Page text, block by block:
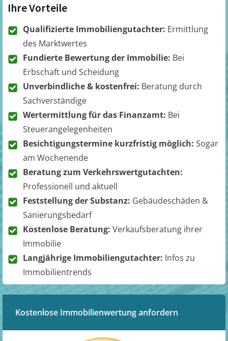
Ihre Vorteile
Qualifizierte Immobiliengutachter: Ermittlung
des Marktwertes
Fundierte Bewertung der Immobilie: Bei
Erbschaft und Scheidung
Unverbindliche & kostenfrei: Beratung durch
Sachverständige
Wertermittlung für das Finanzamt: Bei
Steuerangelegenheiten
Besichtigungstermine kurzfristig möglich: Sogar
am Wochenende
Beratung zum Verkehrswertgutachten:
Professionell und aktuell
Feststellung der Substanz: Gebäudeschäden &
Sanierungsbedarf
Kostenlose Beratung: Verkaufsberatung ihrer
Immobilie
Langjährige Immobiliengutachter: Infos zu
Immobilientrends
Kostenlose Immobilienwertung anfordern